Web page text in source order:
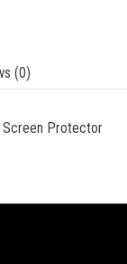
(0)
Screen Protector